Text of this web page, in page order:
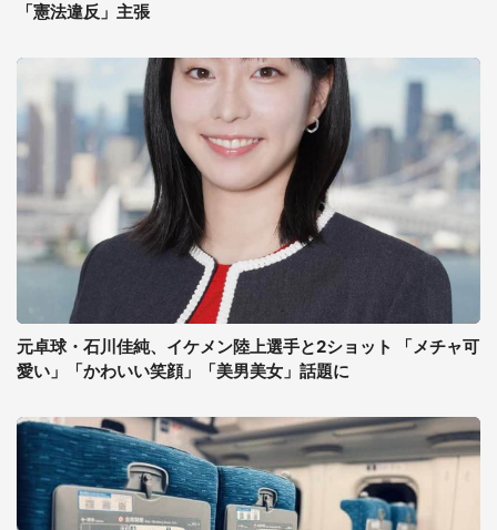
「憲法違反」主張
元卓球・石川佳純、イケメン陸上選手と2ショット 「メチャ可
愛い」「かわいい笑顔」「美男美女」話題に